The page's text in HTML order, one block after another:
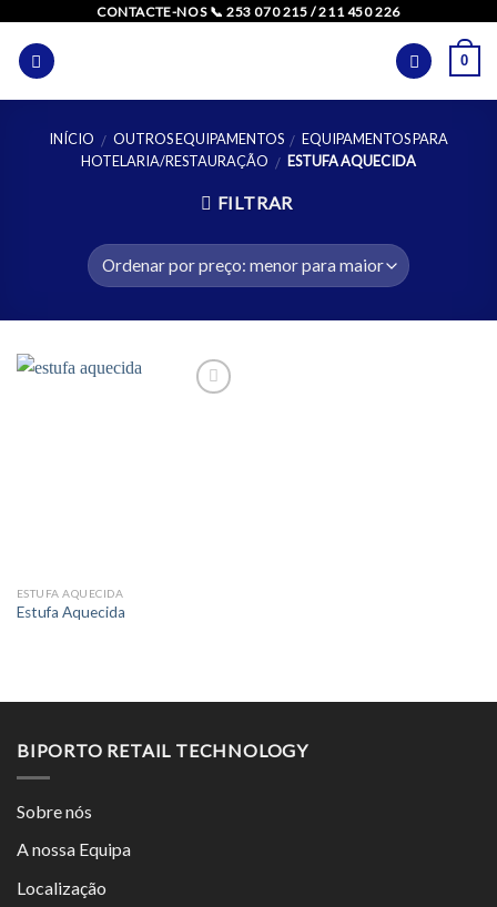
content
CONTACTE-NOS 📞 253 070 215 / 211 450 226
0
INÍCIO / OUTROS EQUIPAMENTOS / EQUIPAMENTOS PARA
HOTELARIA/RESTAURAÇÃO / ESTUFA AQUECIDA
FILTRAR
ESTUFA AQUECIDA
Estufa Aquecida
BIPORTO RETAIL TECHNOLOGY
Sobre nós
A nossa Equipa
Localização